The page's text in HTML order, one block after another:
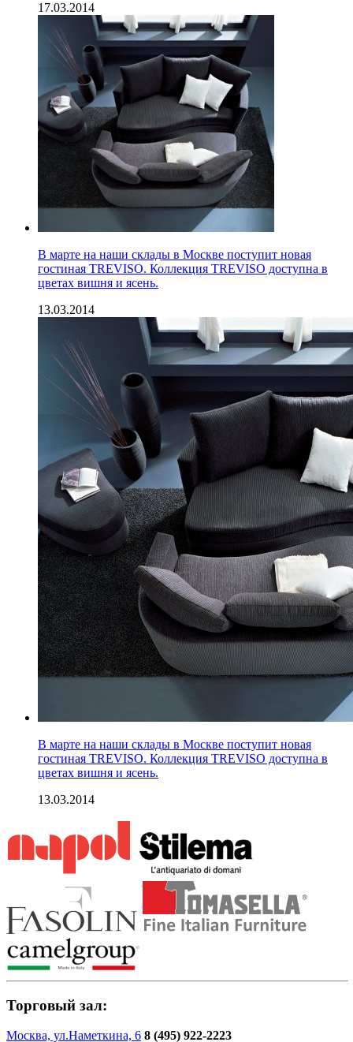
17.03.2014
В марте на наши склады в Москве поступит новая
гостиная TREVISO. Коллекция TREVISO доступна в
цветах вишня и ясень.
13.03.2014
В марте на наши склады в Москве поступит новая
гостиная TREVISO. Коллекция TREVISO доступна в
цветах вишня и ясень.
13.03.2014
Торговый зал:
Москва, ул.Наметкина, 6 8 (495) 922-2223